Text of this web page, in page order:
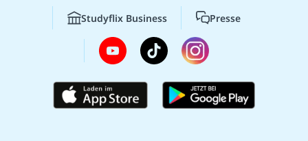
Studyflix Business Presse